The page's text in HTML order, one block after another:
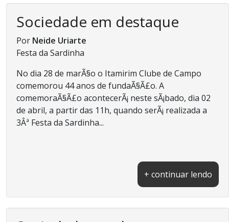
Sociedade em destaque
Por Neide Uriarte
Festa da Sardinha
No dia 28 de marÃ§o o Itamirim Clube de Campo
comemorou 44 anos de fundaÃ§Ã£o. A
comemoraÃ§Ã£o acontecerÃ¡ neste sÃ¡bado, dia 02
de abril, a partir das 11h, quando serÃ¡ realizada a
3Âª Festa da Sardinha...
+ continuar lendo